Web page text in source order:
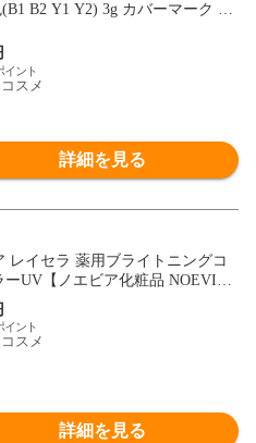
(B1 B2 Y1 Y2) 3g カバーマーク コ
化粧下地 COVERMARK(coverm
スメ
詳細を見る
レイセラ 薬用ブライトニングコ
ーUV【ノエビア化粧品 NOEVIR
コンシーラー】
スメ
詳細を見る